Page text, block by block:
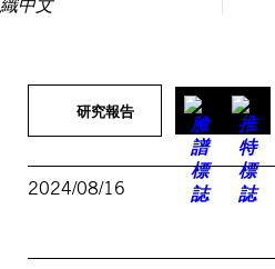
研究報告
2024/08/16